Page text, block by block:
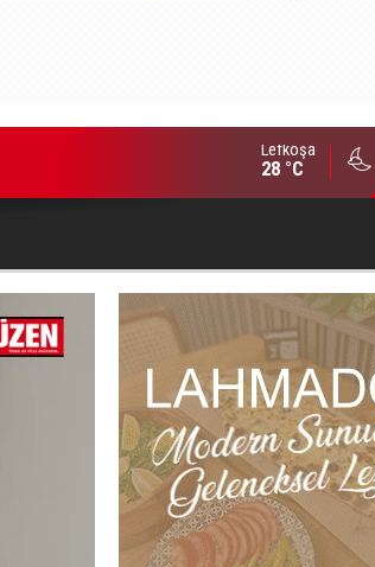
Kıbrıs’ın güneyinde yıllık enflasyon
Lefkoşa
28 °C